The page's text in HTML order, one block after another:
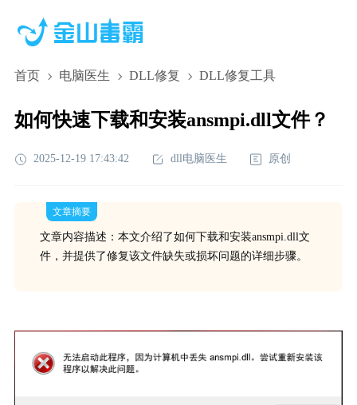
首页 电脑医生 DLL修复 DLL修复工具
如何快速下载和安装ansmpi.dll文件？
2025-12-19 17:43:42 dll电脑医生 原创
文章摘要
文章内容描述：本文介绍了如何下载和安装ansmpi.dll文
件，并提供了修复该文件缺失或损坏问题的详细步骤。